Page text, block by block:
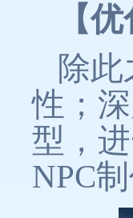
【
除
性；
型，
NPC